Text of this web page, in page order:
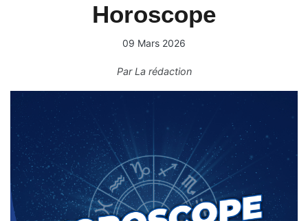
Horoscope
09 Mars 2026
ParLa rédaction